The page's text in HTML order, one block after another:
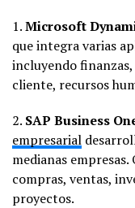
1.Microsoft
que integra varias
incluyendo
cliente, recursos
2. SAP Business
empresarial
medianas
compras, ventas,
proyectos.